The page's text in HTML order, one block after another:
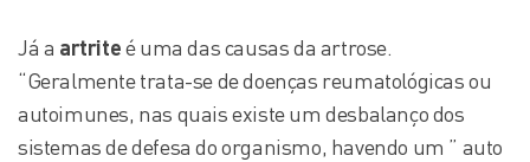
Já a artriteé uma das causas da artrose.
“Geralmente trata-se de doenças reumatológicas ou
autoimunes, nas quais existe um desbalanço dos
sistemas de defesa do organismo, havendo um ” auto